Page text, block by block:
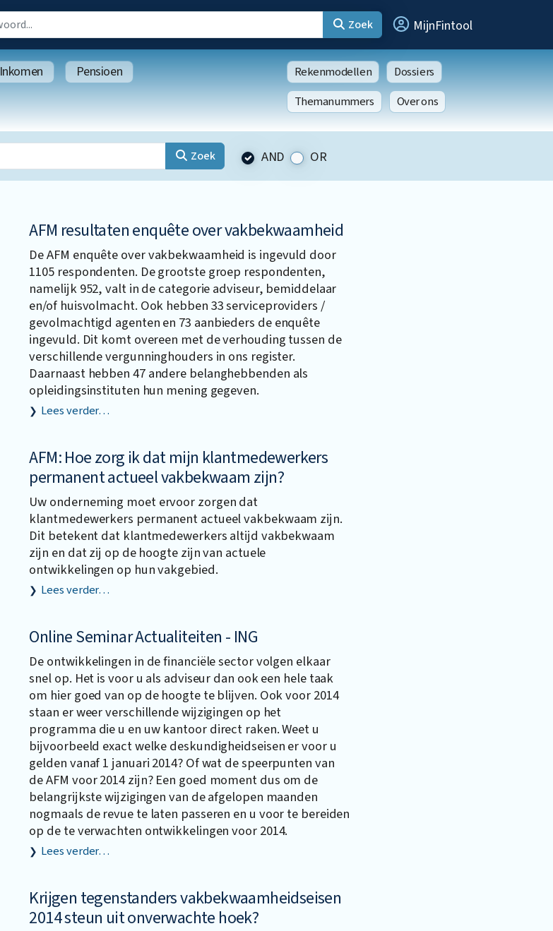
Zoek MijnFintool
Inkomen
Pensioen
Rekenmodellen
Dossiers
Themanummers
Over ons
Zoek AND OR
AFM resultaten enquête over vakbekwaamheid
De AFM enquête over vakbekwaamheid is ingevuld door
1105 respondenten. De grootste groep respondenten,
namelijk 952, valt in de categorie adviseur, bemiddelaar
en/of huisvolmacht. Ook hebben 33 serviceproviders /
gevolmachtigd agenten en 73 aanbieders de enquête
ingevuld. Dit komt overeen met de verhouding tussen de
verschillende vergunninghouders in ons register.
Daarnaast hebben 47 andere belanghebbenden als
opleidingsinstituten hun mening gegeven.
Lees verder…
AFM: Hoe zorg ik dat mijn klantmedewerkers
permanent actueel vakbekwaam zijn?
Uw onderneming moet ervoor zorgen dat
klantmedewerkers permanent actueel vakbekwaam zijn.
Dit betekent dat klantmedewerkers altijd vakbekwaam
zijn en dat zij op de hoogte zijn van actuele
ontwikkelingen op hun vakgebied.
Lees verder…
Online Seminar Actualiteiten - ING
De ontwikkelingen in de financiële sector volgen elkaar
snel op. Het is voor u als adviseur dan ook een hele taak
om hier goed van op de hoogte te blijven. Ook voor 2014
staan er weer verschillende wijzigingen op het
programma die u en uw kantoor direct raken. Weet u
bijvoorbeeld exact welke deskundigheidseisen er voor u
gelden vanaf 1 januari 2014? Of wat de speerpunten van
de AFM voor 2014 zijn? Een goed moment dus om de
belangrijkste wijzigingen van de afgelopen maanden
nogmaals de revue te laten passeren en u voor te bereiden
op de te verwachten ontwikkelingen voor 2014.
Lees verder…
Krijgen tegenstanders vakbekwaamheidseisen
2014 steun uit onverwachte hoek?